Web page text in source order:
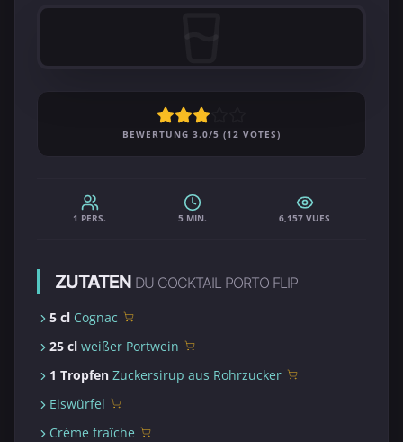
BEWERTUNG 3.0/5 (12 VOTES)
1 PERS. 5 MIN. 6,157 VUES
ZUTATEN DU COCKTAIL PORTO FLIP
5 cl Cognac
25 cl weißer Portwein
1 Tropfen Zuckersirup aus Rohrzucker
Eiswürfel
Crème fraîche